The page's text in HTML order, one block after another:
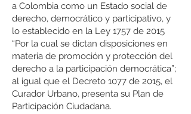
a Colombia como un Estado social de
derecho, democrático y participativo, y
lo establecido en la Ley 1757 de 2015
“Por la cual se dictan disposiciones en
materia de promoción y protección del
derecho a la participación democrática”;
al igual que el Decreto 1077 de 2015, el
Curador Urbano, presenta su Plan de
Participación Ciudadana.